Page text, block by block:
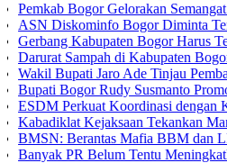
Bogor Gelorakan Semangat
Bogor Diminta Tertib
Kabupaten Bogor Harus Tetap
Sampah di Kabupaten Bogor:
Jaro Ade Tinjau Pembangunan
Rudy Susmanto Promosikan
Koordinasi dengan
Kejaksaan Tekankan Manajemen
Berantas Mafia BBM dan LPG
PR Belum Tentu Meningkatkan